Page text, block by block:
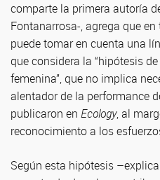
comparte la primera autoría
Fontanarrosa-, agrega que
puede tomar en cuenta una
que considera la “hipótesis
femenina”, que no implica
alentador de la performance
publicaron en Ecology, al
reconocimiento a los
Según esta hipótesis